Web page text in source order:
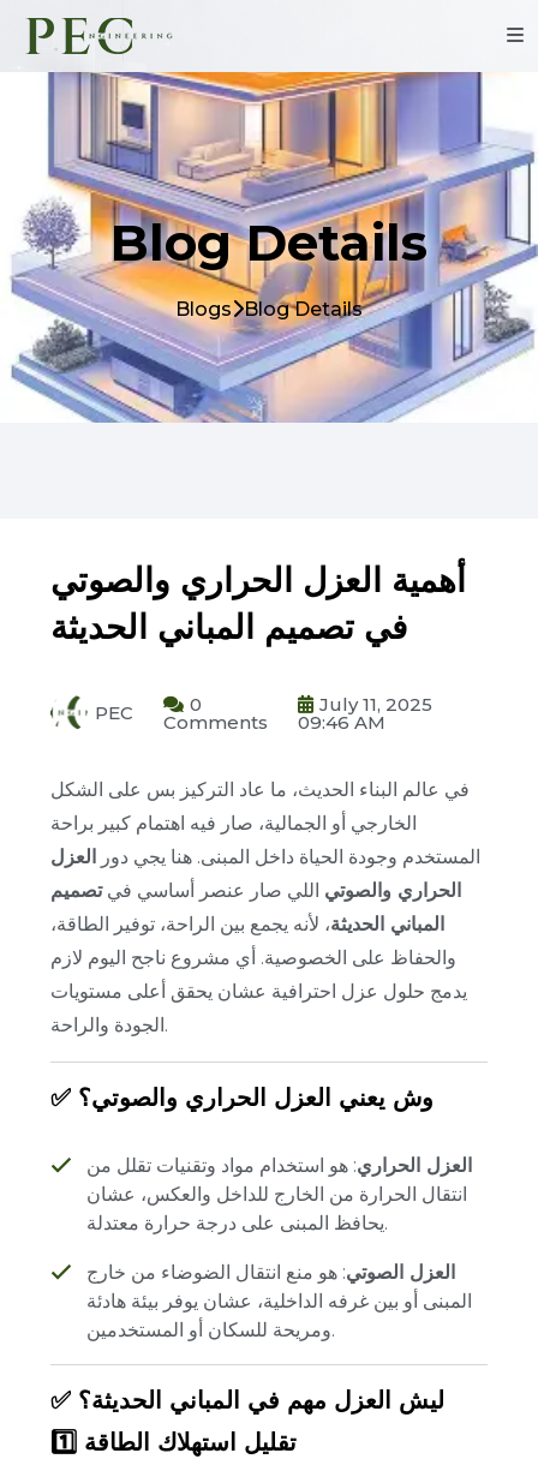
Blog Details
Blogs Blog Details
أهمية العزل الحراري والصوتي
في تصميم المباني الحديثة
PEC 0
Comments
July 11, 2025
09:46 AM
في عالم البناء الحديث، ما عاد التركيز بس على الشكل
الخارجي أو الجمالية، صار فيه اهتمام كبير براحة
المستخدم وجودة الحياة داخل المبنى. هنا يجي دور العزل
الحراري والصوتي اللي صار عنصر أساسي فيتصميم
المباني الحديثة، لأنه يجمع بين الراحة، توفير الطاقة،
والحفاظ على الخصوصية. أي مشروع ناجح اليوم لازم
يدمج حلول عزل احترافية عشان يحقق أعلى مستويات
الجودة والراحة.
✅ وش يعني العزل الحراري والصوتي؟
العزل الحراري: هو استخدام مواد وتقنيات تقلل من
انتقال الحرارة من الخارج للداخل والعكس، عشان
يحافظ المبنى على درجة حرارة معتدلة.
العزل الصوتي: هو منع انتقال الضوضاء من خارج
المبنى أو بين غرفه الداخلية، عشان يوفر بيئة هادئة
ومريحة للسكان أو المستخدمين.
✅ ليش العزل مهم في المباني الحديثة؟
1️⃣ تقليل استهلاك الطاقة